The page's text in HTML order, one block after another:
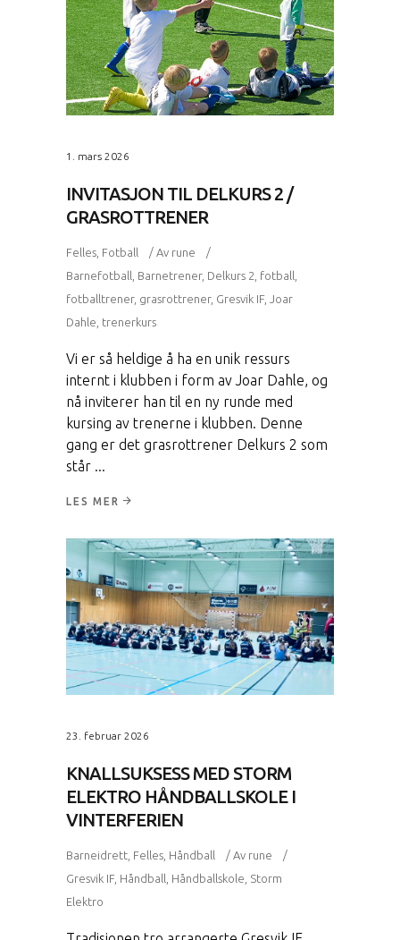
1. mars 2026
INVITASJON TIL DELKURS 2 /
GRASROTTRENER
Felles Fotball Av rune
Barnefotball
Barnetrener, Delkurs 2 fotball
fotballtrener, grasrottrener, Gresvik IF, Joar
Dahle trenerkurs
Vi er så heldige å ha en unik ressurs
internt i klubben i form av Joar Dahle, og
nå inviterer han til en ny runde med
kursing av trenerne i klubben. Denne
gang er det grasrottrener Delkurs 2 som
står
LES MER
23. februar 2026
KNALLSUKSESS MED STORM
ELEKTRO HÅNDBALLSKOLE I
VINTERFERIEN
Barneidrett Felles Håndball Av rune
Gresvik IF, Håndball Håndballskole Storm
Elektro